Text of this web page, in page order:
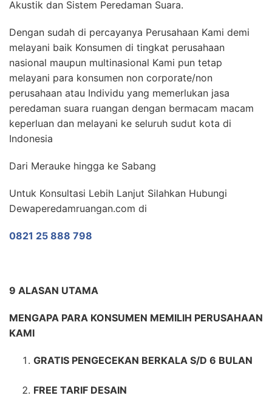
Akustik dan Sistem Peredaman Suara.
Dengan sudah di percayanya Perusahaan Kami demi
melayani baik Konsumen di tingkat perusahaan
nasional maupun multinasional Kami pun tetap
melayani para konsumen non corporate/non
perusahaan atau Individu yang memerlukan jasa
peredaman suara ruangan dengan bermacam macam
keperluan dan melayani ke seluruh sudut kota di
Indonesia
Dari Merauke hingga ke Sabang
Untuk Konsultasi Lebih Lanjut Silahkan Hubungi
Dewaperedamruangan.com di
0821 25 888 798
9 ALASAN UTAMA
MENGAPA PARA KONSUMEN MEMILIH PERUSAHAAN
KAMI
GRATIS PENGECEKAN BERKALA S/D 6 BULAN
FREE TARIF DESAIN